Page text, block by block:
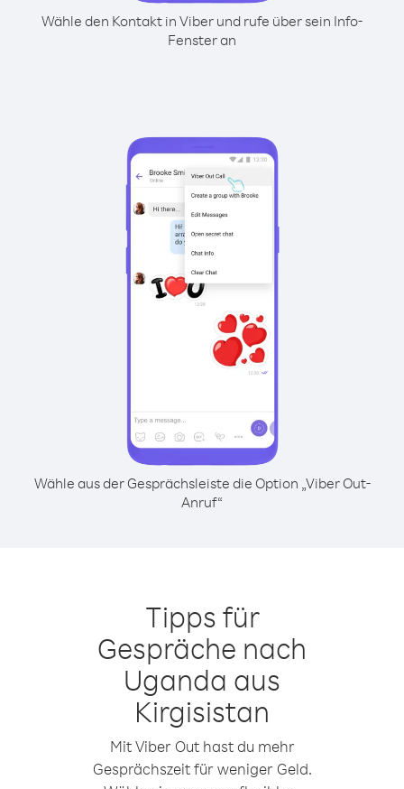
Wähle den Kontakt in Viber und rufe über sein Info-
Fenster an
Wähle aus der Gesprächsleiste die Option „Viber Out-
Anruf“
Tipps für
Gespräche nach
Uganda aus
Kirgisistan
Mit Viber Out hast du mehr
Gesprächszeit für weniger Geld.